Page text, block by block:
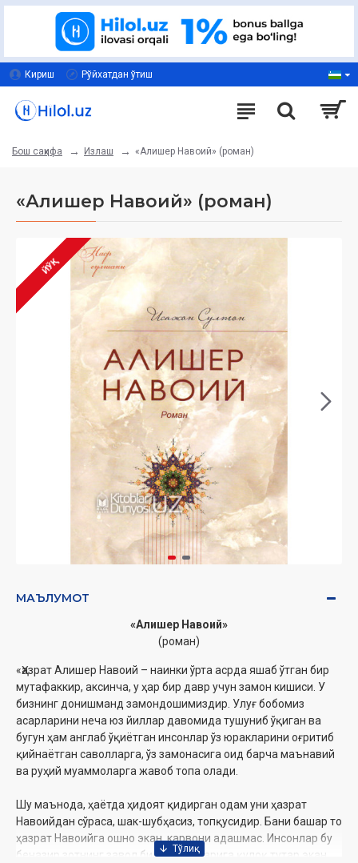
Кириш Рўйхатдан ўтиш
Бош саҳифа Излаш «Алишер Навоий» (роман)
«Алишер Навоий» (роман)
ЙЎҚ
МАЪЛУМОТ
«Алишер Навоий»
(роман)
«Ҳазрат Алишер Навоий – наинки ўрта асрда яшаб ўтган бир
мутафаккир, аксинча, у ҳар бир давр учун замон кишиси. У
бизнинг донишманд замондошимиздир. Улуғ бобомиз
асарларини неча юз йиллар давомида тушуниб ўқиган ва
бугун ҳам англаб ўқиётган инсонлар ўз юракларини оғритиб
қийнаётган саволларга, ўз замонасига оид барча маънавий
ва руҳий муаммоларга жавоб топа олади.
Шу маънода, ҳаётда ҳидоят қидирган одам уни ҳазрат
Навоийдан сўраса, шак-шубҳасиз, топқусидир. Бани башар то
ҳазрат Навоийга ошно экан, карвони адашмас. Инсонлар бу
беназир зотнинг завол билмас сўзларига қулоқ тутар экан,